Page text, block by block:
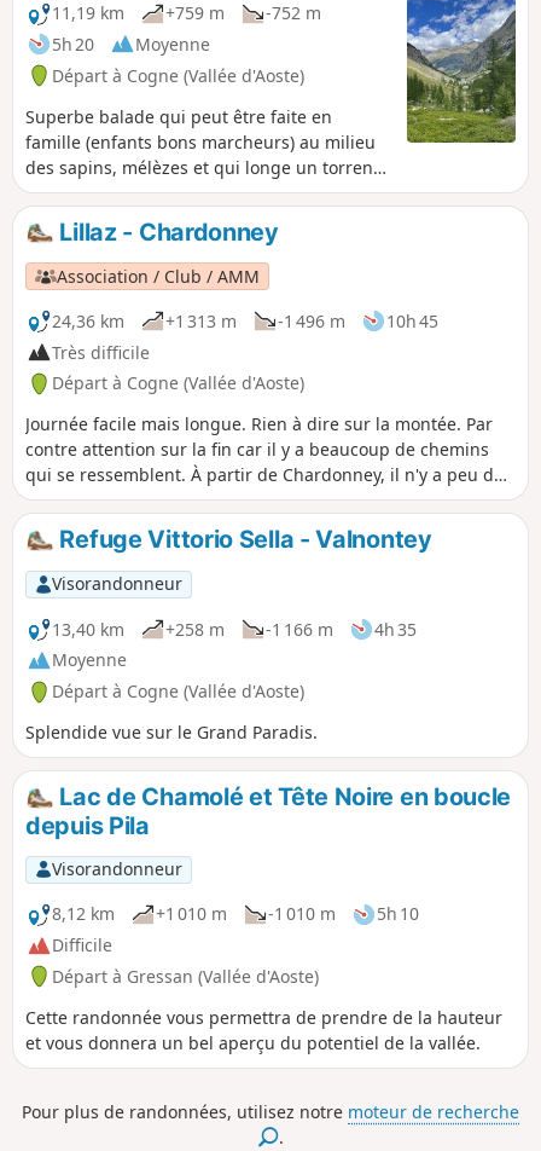
11,19 km
+759 m
-752 m
5h 20
Moyenne
Départ à Cogne (Vallée d'Aoste)
Superbe balade qui peut être faite en
famille (enfants bons marcheurs) au milieu
des sapins, mélèzes et qui longe un torrent.
Vue sur le glacier superbe. (!) Un utilisateur
signale le 04 juillet 2025 :> première partie
(jusqu'au Point (4) très bien et très facile>Au-
delà, le sentier est fermé : présence de
rubalis>le sentier a été emporté par la
tempête de juillet 2024 en de multiples
endroits>Certains passages sont
extrêmement scabreux, voire dangereux
Lillaz - Chardonney
Association / Club / AMM
24,36 km
+1 313 m -1 496 m
10h 45
Très difficile
Départ à Cogne (Vallée d'Aoste)
Journée facile mais longue. Rien à dire sur la montée. Par
contre attention sur la fin car il y a beaucoup de chemins
qui se ressemblent. À partir de Chardonney, il n'y a peu de
transport. Il est possible de faire du stop jusqu'à Pont-Saint-
Martin. Avec tous les noms en francais on ne pense pas être
en Italie. De Pont-Saint-Martin, il y a des bus jusqu'à
Gressonney-Saint-Jean.
Refuge Vittorio Sella - Valnontey
Visorandonneur
13,40 km
+258 m -1 166 m
4h 35
Moyenne
Départ à Cogne (Vallée d'Aoste)
Splendide vue sur le Grand Paradis.
Lac de Chamolé et Tête Noire en boucle
depuis Pila
Visorandonneur
8,12 km
+1 010 m -1 010 m
5h 10
Difficile
Départ à Gressan (Vallée d'Aoste)
Cette randonnée vous permettra de prendre de la hauteur
et vous donnera un bel aperçu du potentiel de la vallée.
Pour plus de randonnées, utilisez notre moteur de recherche
.